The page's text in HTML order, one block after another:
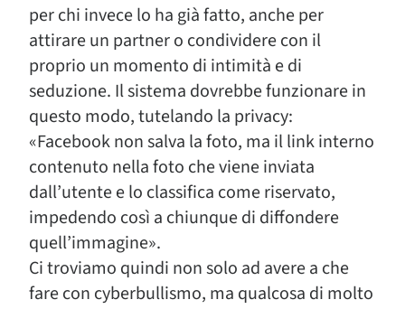
per chi invece lo ha già fatto, anche per
attirare un partner o condividere con il
proprio un momento di intimità e di
seduzione. Il sistema dovrebbe funzionare in
questo modo, tutelando la privacy:
«Facebook non salva la foto, ma il link interno
contenuto nella foto che viene inviata
dall’utente e lo classifica come riservato,
impedendo così a chiunque di diffondere
quell’immagine».
Ci troviamo quindi non solo ad avere a che
fare con cyberbullismo, ma qualcosa di molto